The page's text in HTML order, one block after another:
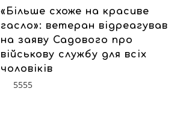
«Більше схоже на красиве
гасло»: ветеран відреагував
на заяву Садового про
військову службу для всіх
чоловіків
5555